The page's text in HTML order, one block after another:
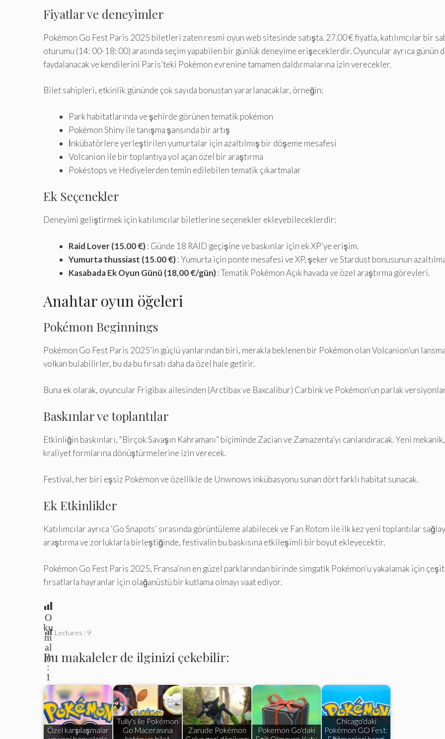
Fiyatlar ve deneyimler
Pokémon Go Fest Paris 2025 biletleri zaten resmi oyun web sitesinde satışta. 27.00 € fiyatla, katılımcılar bir
oturumu (14: 00-18: 00) arasında seçim yapabilen bir günlük deneyime erişeceklerdir. Oyuncular ayrıca günün
faydalanacak ve kendilerini Paris’teki Pokémon evrenine tamamen daldırmalarına izin verecekler.
Bilet sahipleri, etkinlik gününde çok sayıda bonustan yararlanacaklar, örneğin:
Park habitatlarında ve şehirde görünen tematik pokémon
Pokémon Shiny ile tanışma şansında bir artış
İnkübatörlere yerleştirilen yumurtalar için azaltılmış bir döşeme mesafesi
Volcanion ile bir toplantıya yol açan özel bir araştırma
Pokéstops ve Hediyelerden temin edilebilen tematik çıkartmalar
Ek Seçenekler
Deneyimi geliştirmek için katılımcılar biletlerine seçenekler ekleyebileceklerdir:
Raid Lover (15.00 €): Günde 18 RAID geçişine ve baskınlar için ek XP’ye erişim.
Yumurta thussiast (15.00 €): Yumurta için ponte mesafesi ve XP, şeker ve Stardust bonusunun
Kasabada Ek Oyun Günü (18,00 €/gün): Tematik Pokémon Açık havada ve özel araştırma görevleri.
Anahtar oyun öğeleri
Pokémon Beginnings
Pokémon Go Fest Paris 2025’in güçlü yanlarından biri, merakla beklenen bir Pokémon olan Volcanion’un
volkan bulabilirler, bu da bu fırsatı daha da özel hale getirir.
Buna ek olarak, oyuncular Frigibax ailesinden (Arctibax ve Baxcalibur) Carbink ve Pokémon’un parlak
Baskınlar ve toplantılar
Etkinliğin baskınları, “Birçok Savaşın Kahramanı” biçiminde Zacian ve Zamazenta’yı canlandıracak. Yeni
kraliyet formlarına dönüştürmelerine izin verecek.
Festival, her biri eşsiz Pokémon ve özellikle de Unwnows inkübasyonu sunan dört farklı habitat sunacak.
Ek Etkinlikler
Katılımcılar ayrıca ‘Go Snapots’ sırasında görüntüleme alabilecek ve Fan Rotom ile ilk kez yeni toplantılar
araştırma ve zorluklarla birleştiğinde, festivalin bu baskısına etkileşimli bir boyut ekleyecektir.
Pokémon Go Fest Paris 2025, Fransa’nın en güzel parklarından birinde simgatik Pokémon’u yakalamak için
fırsatlarla hayranlar için olağanüstü bir kutlama olmayı vaat ediyor.
O
ku
m
al
ar
:
1
Lectures : 9
Bu makaleler de ilginizi çekebilir:
Özel karşılaşmalar
Tully's ile Pokémon
Go Macerasına
Zarude Pokémon
Pokemon Go'daki
Chicago'daki
Pokémon GO Fest: